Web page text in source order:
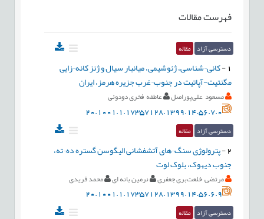
فهرست مقالات
دسترسی آزاد مقاله
-کانی¬شناسی، ژئوشیمی، میانبار سیال و ژنز کانه¬زایی
مگنتیت-آپاتیت در جنوب¬غرب جزیره هرمز، ایران
مسعود علی‌پوراصل عاطفه فخری دودوئی
20.1001.1.17357128.1399.14.56.7.0
دسترسی آزاد مقاله
2
-پترولوژی سنگ¬های آتشفشانی الیگوسن گستره ده¬ته،
جنوب دیهوک، بلوک لوت
مرتضی خلعت‌بری جعفری نرمین بانه ای محمد فریدی
20.1001.1.17357128.1399.14.56.6.9
دسترسی آزاد مقاله